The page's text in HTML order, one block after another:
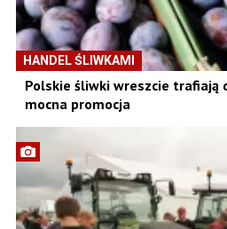
HANDEL ŚLIWKAMI
Polskie śliwki wreszcie trafiają
mocna promocja